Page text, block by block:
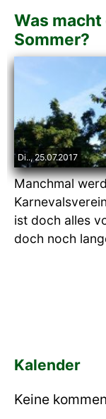
Sponsoren
Pressearchiv
Impressum
Was
Sommer?
Di.., 25.07.2017
Manchmal
ist doch alles
doch noch
Kalender
Keine